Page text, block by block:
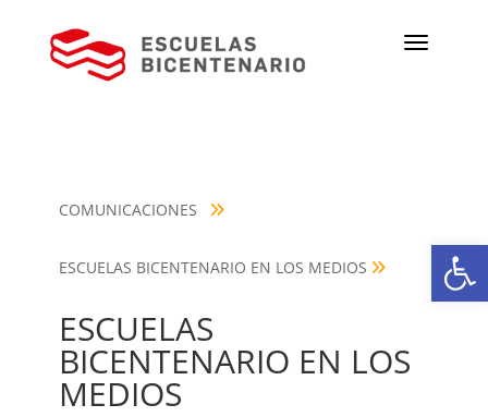
COMUNICACIONES
ESCUELAS BICENTENARIO EN LOS MEDIOS
ESCUELAS
BICENTENARIO EN LOS
MEDIOS